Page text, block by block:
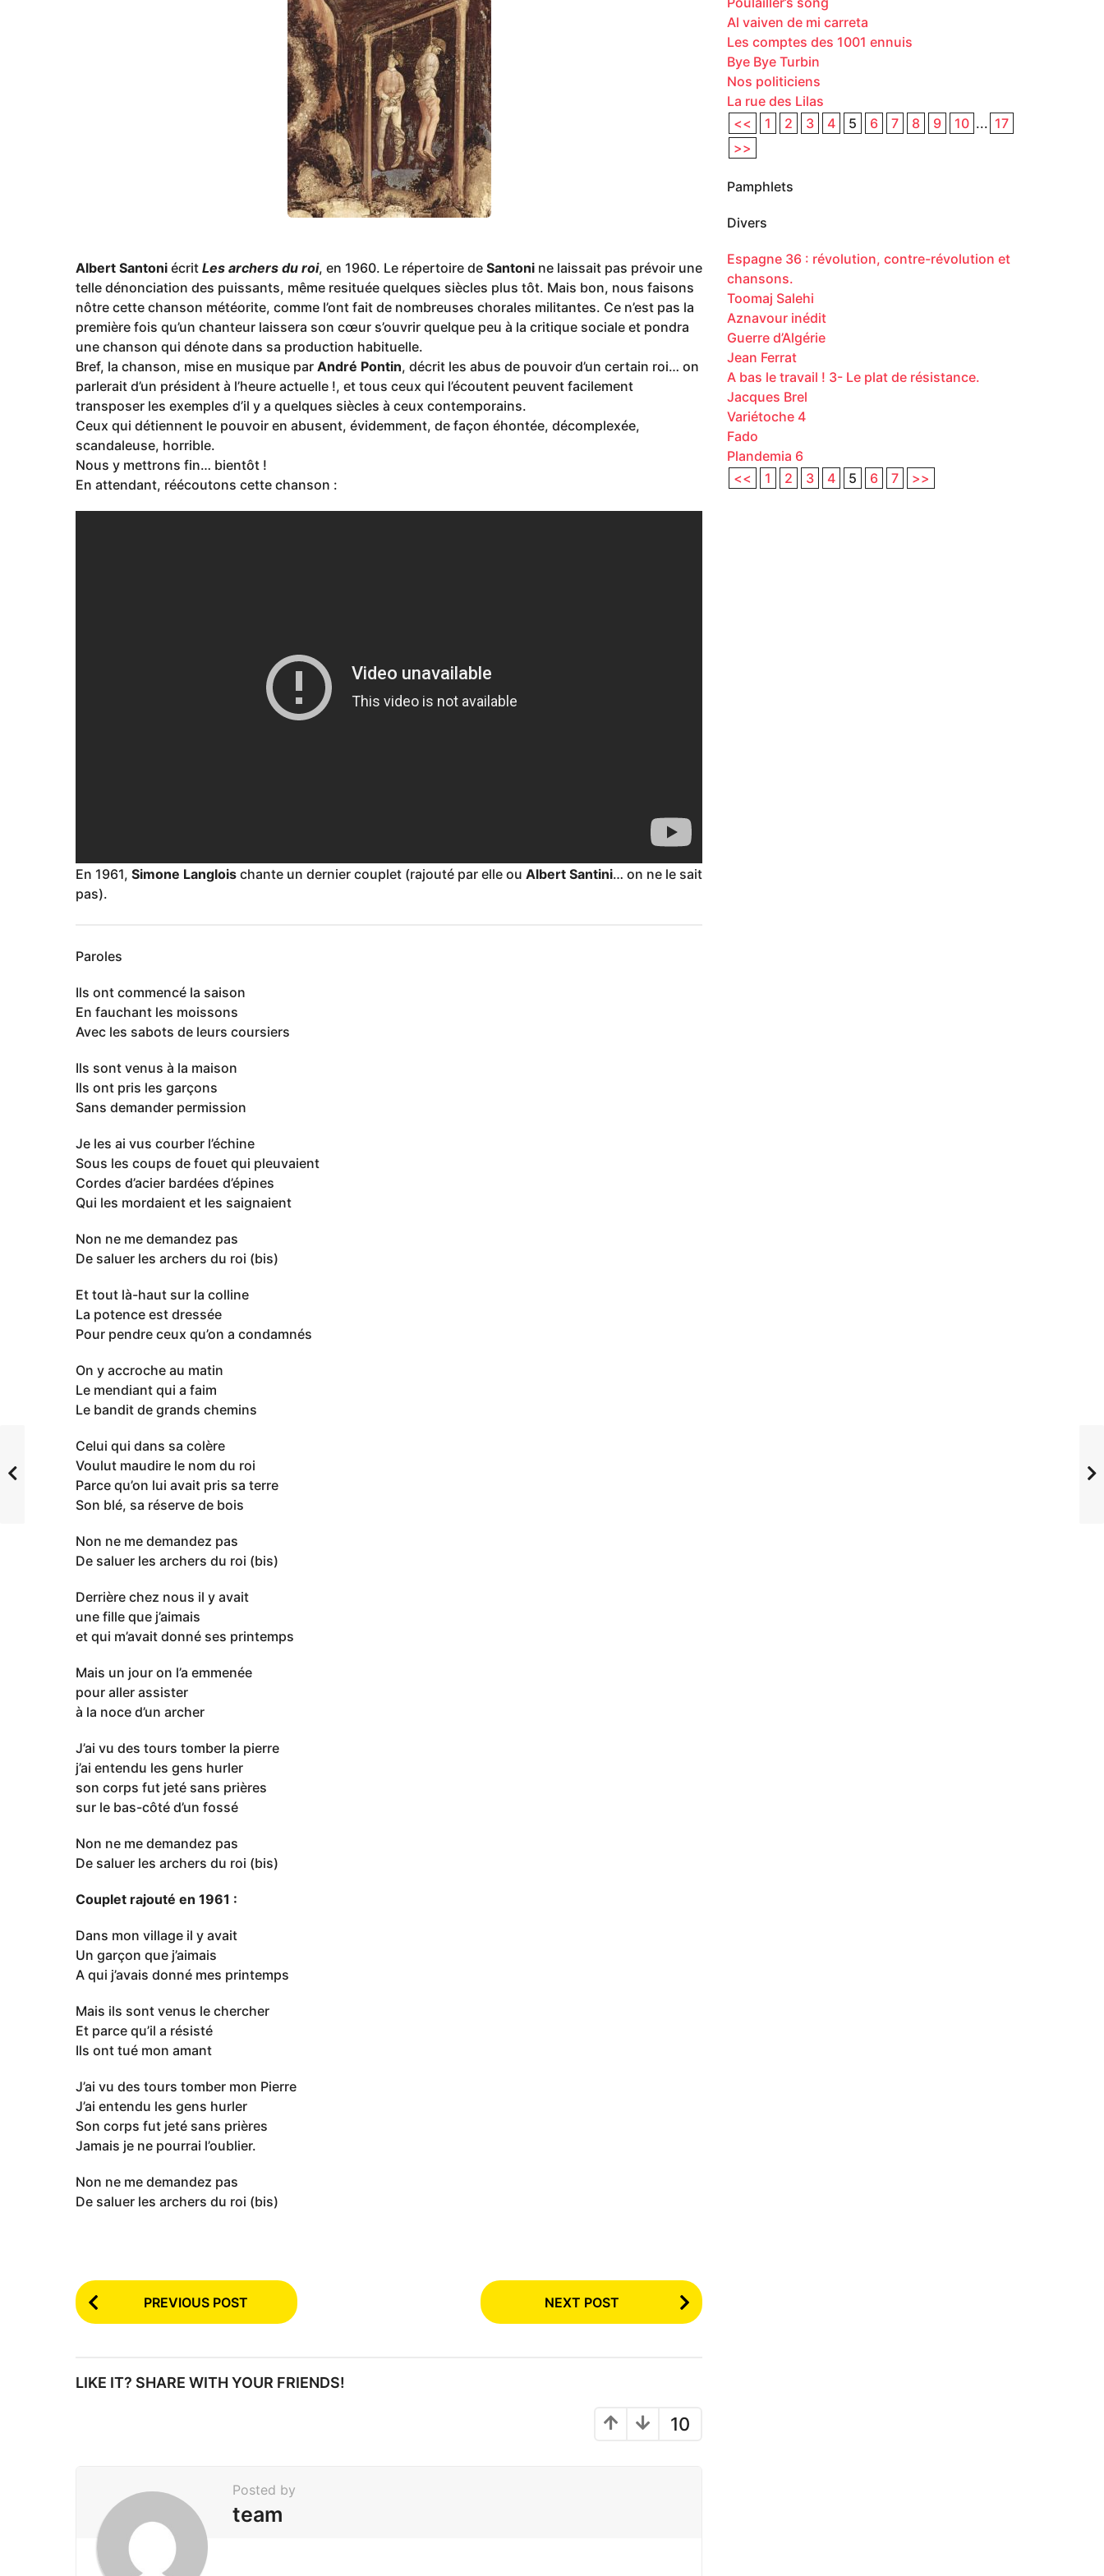
Albert Santoni écrit Les archers du roi, en 1960. Le répertoire de Santoni ne laissait pas prévoir une
telle dénonciation des puissants, même resituée quelques siècles plus tôt. Mais bon, nous faisons
nôtre cette chanson météorite, comme l’ont fait de nombreuses chorales militantes. Ce n’est pas la
première fois qu’un chanteur laissera son cœur s’ouvrir quelque peu à la critique sociale et pondra
une chanson qui dénote dans sa production habituelle.
Bref, la chanson, mise en musique par André Pontin, décrit les abus de pouvoir d’un certain roi… on
parlerait d’un président à l’heure actuelle !, et tous ceux qui l’écoutent peuvent facilement
transposer les exemples d’il y a quelques siècles à ceux contemporains.
Ceux qui détiennent le pouvoir en abusent, évidemment, de façon éhontée, décomplexée,
scandaleuse, horrible.
Nous y mettrons fin… bientôt !
En attendant, réécoutons cette chanson :
En 1961, Simone Langlois chante un dernier couplet (rajouté par elle ou Albert Santini… on ne le sait
pas).
Paroles
Ils ont commencé la saison
En fauchant les moissons
Avec les sabots de leurs coursiers
Ils sont venus à la maison
Ils ont pris les garçons
Sans demander permission
Je les ai vus courber l’échine
Sous les coups de fouet qui pleuvaient
Cordes d’acier bardées d’épines
Qui les mordaient et les saignaient
Non ne me demandez pas
De saluer les archers du roi (bis)
Et tout là-haut sur la colline
La potence est dressée
Pour pendre ceux qu’on a condamnés
On y accroche au matin
Le mendiant qui a faim
Le bandit de grands chemins
Celui qui dans sa colère
Voulut maudire le nom du roi
Parce qu’on lui avait pris sa terre
Son blé, sa réserve de bois
Non ne me demandez pas
De saluer les archers du roi (bis)
Derrière chez nous il y avait
une fille que j’aimais
et qui m’avait donné ses printemps
Mais un jour on l’a emmenée
pour aller assister
à la noce d’un archer
J’ai vu des tours tomber la pierre
j’ai entendu les gens hurler
son corps fut jeté sans prières
sur le bas-côté d’un fossé
Non ne me demandez pas
De saluer les archers du roi (bis)
Couplet rajouté en 1961 :
Dans mon village il y avait
Un garçon que j’aimais
A qui j’avais donné mes printemps
Mais ils sont venus le chercher
Et parce qu’il a résisté
Ils ont tué mon amant
J’ai vu des tours tomber mon Pierre
J’ai entendu les gens hurler
Son corps fut jeté sans prières
Jamais je ne pourrai l’oublier.
Non ne me demandez pas
De saluer les archers du roi (bis)
P
o
t
P
PREVIOUS POST NEXT POST
LIKE IT? SHARE WITH YOUR FRIENDS!
10
Posted by
team
Al vaiven de mi carreta
Les comptes des 1001 ennuis
Bye Bye Turbin
Nos politiciens
La rue des Lilas
<<
1 2 3 4 5 6 7 8 9 10 ... 17
>>
Pamphlets
Divers
Espagne 36 : révolution, contre-révolution et
chansons.
Toomaj Salehi
Aznavour inédit
Guerre d’Algérie
Jean Ferrat
A bas le travail ! 3- Le plat de résistance.
Jacques Brel
Variétoche 4
Fado
Plandemia 6
<<
1 2 3 4 5 6 7 >>